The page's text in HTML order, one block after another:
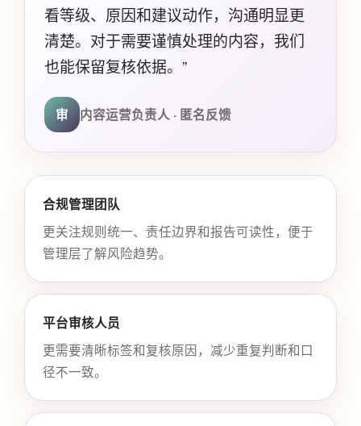
看等级、原因和建议动作，沟通明显更
清楚。对于需要谨慎处理的内容，我们
也能保留复核依据。”
审 内容运营负责人 · 匿名反馈
合规管理团队
更关注规则统一、责任边界和报告可读性，便于
管理层了解风险趋势。
平台审核人员
更需要清晰标签和复核原因，减少重复判断和口
径不一致。